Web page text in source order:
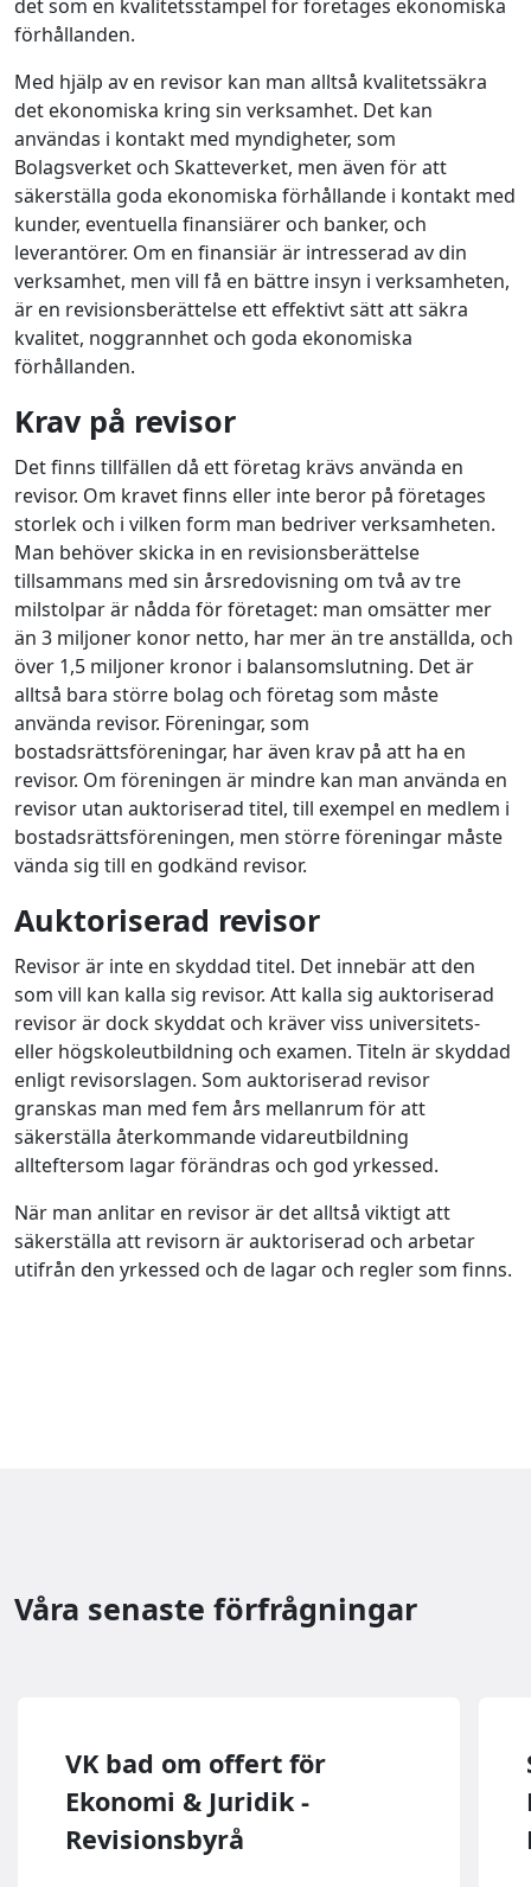
det som en kvalitetsstämpel för företages ekonomiska
förhållanden.
Med hjälp av en revisor kan man alltså kvalitetssäkra
det ekonomiska kring sin verksamhet. Det kan
användas i kontakt med myndigheter, som
Bolagsverket och Skatteverket, men även för att
säkerställa goda ekonomiska förhållande i kontakt med
kunder, eventuella finansiärer och banker, och
leverantörer. Om en finansiär är intresserad av din
verksamhet, men vill få en bättre insyn i verksamheten,
är en revisionsberättelse ett effektivt sätt att säkra
kvalitet, noggrannhet och goda ekonomiska
förhållanden.
Krav på revisor
Det finns tillfällen då ett företag krävs använda en
revisor. Om kravet finns eller inte beror på företages
storlek och i vilken form man bedriver verksamheten.
Man behöver skicka in en revisionsberättelse
tillsammans med sin årsredovisning om två av tre
milstolpar är nådda för företaget: man omsätter mer
än 3 miljoner konor netto, har mer än tre anställda, och
över 1,5 miljoner kronor i balansomslutning. Det är
alltså bara större bolag och företag som måste
använda revisor. Föreningar, som
bostadsrättsföreningar, har även krav på att ha en
revisor. Om föreningen är mindre kan man använda en
revisor utan auktoriserad titel, till exempel en medlem i
bostadsrättsföreningen, men större föreningar måste
vända sig till en godkänd revisor.
Auktoriserad revisor
Revisor är inte en skyddad titel. Det innebär att den
som vill kan kalla sig revisor. Att kalla sig auktoriserad
revisor är dock skyddat och kräver viss universitets-
eller högskoleutbildning och examen. Titeln är skyddad
enligt revisorslagen. Som auktoriserad revisor
granskas man med fem års mellanrum för att
säkerställa återkommande vidareutbildning
allteftersom lagar förändras och god yrkessed.
När man anlitar en revisor är det alltså viktigt att
säkerställa att revisorn är auktoriserad och arbetar
utifrån den yrkessed och de lagar och regler som finns.
Våra senaste förfrågningar
VK bad om offert för
Ekonomi & Juridik -
Revisionsbyrå